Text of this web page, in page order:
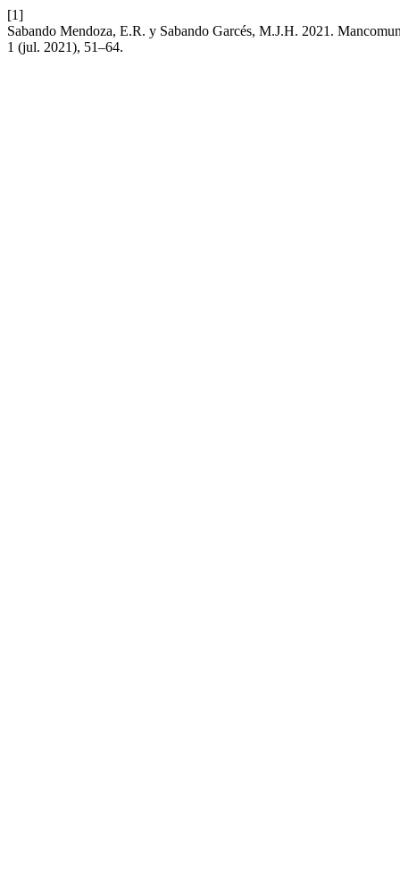
[1]
Sabando Mendoza, E.R. y Sabando Garcés, M.J.H. 2021.
1 (jul. 2021), 51–64.